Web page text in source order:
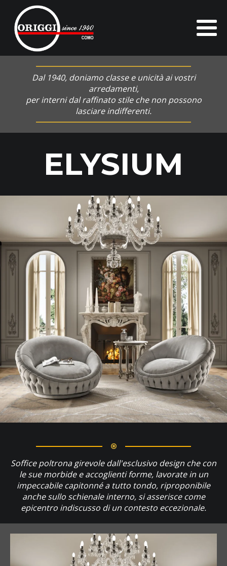
Dal 1940, doniamo classe e unicità ai vostri
arredamenti,
per interni dal raffinato stile che non possono
lasciare indifferenti.
ELYSIUM
Soffice poltrona girevole dall'esclusivo design che con
le sue morbide e accoglienti forme, lavorate in un
impeccabile capitonné a tutto tondo, riproponibile
anche sullo schienale interno, si asserisce come
epicentro indiscusso di un contesto eccezionale.